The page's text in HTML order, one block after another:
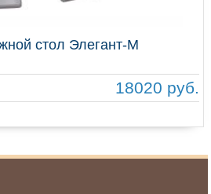
стол Элегант-М
18020 руб.